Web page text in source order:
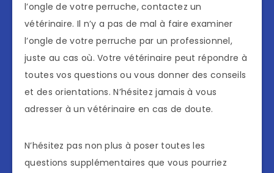
l’ongle de votre perruche, contactez un
vétérinaire. Il n’y a pas de mal à faire examiner
l’ongle de votre perruche par un professionnel,
juste au cas où. Votre vétérinaire peut répondre à
toutes vos questions ou vous donner des conseils
et des orientations. N’hésitez jamais à vous
adresser à un vétérinaire en cas de doute.
N’hésitez pas non plus à poser toutes les
questions supplémentaires que vous pourriez